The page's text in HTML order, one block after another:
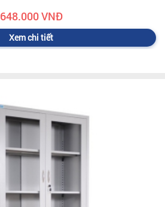
648.000 VNĐ
Xem chi tiết